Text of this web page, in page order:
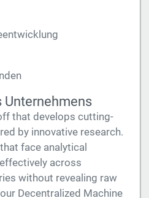
Unternehmens
that develops cutting-
by innovative research.
face analytical
across
without revealing raw
Decentralized Machine